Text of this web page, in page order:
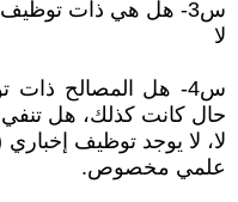
س3- هل هي ذات توظيف عقائدي فئوي؟
لا
س4- هل المصالح
حال كانت كذلك، هل
لا، لا يوجد توظيف
علمي مخصوص.